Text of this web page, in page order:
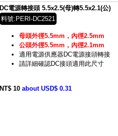
DC電源轉接頭 5.5x2.5(母)轉5.5x2.1(公)
料號:PERI-DC2521
母頭外徑5.5mm，內徑2.5mm
公頭外徑5.5mm，內徑2.1mm
適用電源供應器DC電源接頭轉接
請詳細確認DC接頭適用此尺寸
NT$ 10 about USD$ 0.31